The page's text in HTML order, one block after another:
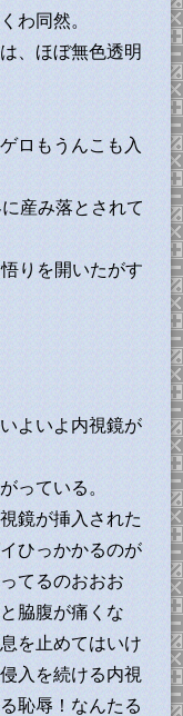
わ同然。
、ほぼ無色透明
ロもうんこも入
産み落とされて
りを開いたがす
よいよ内視鏡が
っている。
鏡が挿入された
ひっかかるのが
てるのおおお
脇腹が痛くな
を止めてはいけ
入を続ける内視
恥辱！なんたる